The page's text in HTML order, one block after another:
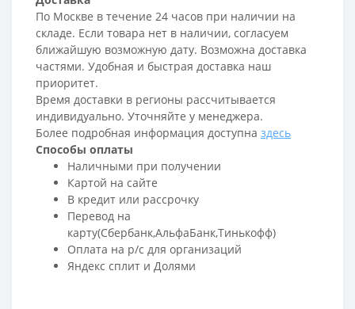
По Москве в течение 24 часов при наличии на
складе. Если товара нет в наличии, согласуем
ближайшую возможную дату. Возможна доставка
частями. Удобная и быстрая доставка наш
приоритет.
Время доставки в регионы рассчитывается
индивидуально. Уточняйте у менеджера.
Более подробная информация доступна здесь
Способы оплаты
Наличными при получении
Картой на сайте
В кредит или рассрочку
Перевод на
карту(Сбербанк,АльфаБанк,Тинькофф)
Оплата на р/c для организаций
Яндекс сплит и Долями